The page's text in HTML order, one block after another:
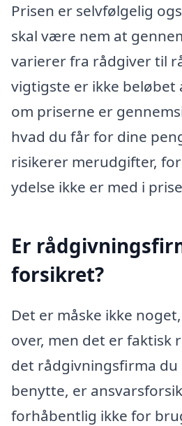
Prisen er selvfølgelig
skal være nem at
varierer fra rådgiver til
vigtigste er ikke beløbet
om priserne er
hvad du får for dine
risikerer merudgifter,
ydelse ikke er med i
Er
forsikret?
Det er måske ikke
over, men det er faktisk
det rådgivningsfirma
benytte, er
forhåbentlig ikke for